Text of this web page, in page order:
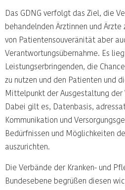
Das GDNG verfolgt das Ziel, die
behandelnden Ärztinnen und Ärzte
von Patientensouveränität aber
Verantwortungsübernahme. Es
Leistungserbringenden, die
zu nutzen und den Patienten und
Mittelpunkt der Ausgestaltung der
Dabei gilt es, Datenbasis,
Kommunikation und
Bedürfnissen und Möglichkeiten
auszurichten.
Die Verbände der Kranken- und
Bundesebene begrüßen diesen